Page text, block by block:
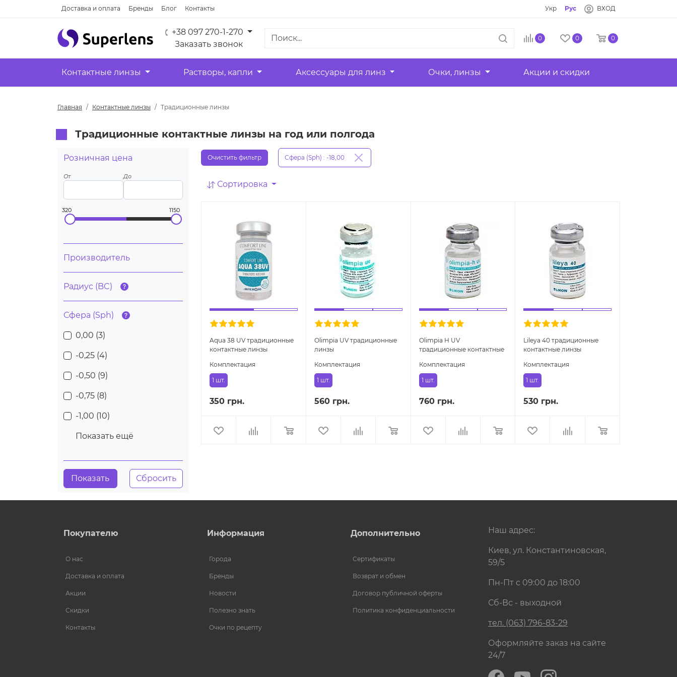
Доставка и оплата Бренды Блог Контакты Укр Рус ВХОД
+38 097 270-1-270
Заказать звонок
0 0 0
Контактные линзы Растворы, капли Аксессуары для линз Очки, линзы Акции и скидки
Главная Контактные линзы Традиционные линзы
Традиционные контактные линзы на год или полгода
Розничная цена
От До
320 1150
Производитель
Радиус (BC)
Сфера (Sph)
0,00 (3)
-0,25 (4)
-0,50 (9)
-0,75 (8)
-1,00 (10)
Показать ещё
Очистить фильтр Сфера (Sph) : -18,00
Сортировка
Aqua 38 UV традиционные
контактные линзы
Комплектация
1 шт.
350 грн.
Olimpia UV традиционные
линзы
Комплектация
1 шт.
560 грн.
Olimpia H UV
традиционные контактные
Комплектация
1 шт.
760 грн.
Lileya 40 традиционные
контактные линзы
Комплектация
1 шт.
530 грн.
Покупателю
О нас
Доставка и оплата
Акции
Скидки
Контакты
Информация
Города
Бренды
Новости
Полезно знать
Очки по рецепту
Дополнительно
Сертификаты
Возврат и обмен
Договор публичной оферты
Политика конфиденциальности
Наш адрес:
Киев, ул. Константиновская,
59/5
Пн-Пт с 09:00 до 18:00
Сб-Вс - выходной
тел. (063) 796-83-29
Оформляйте заказ на сайте
24/7